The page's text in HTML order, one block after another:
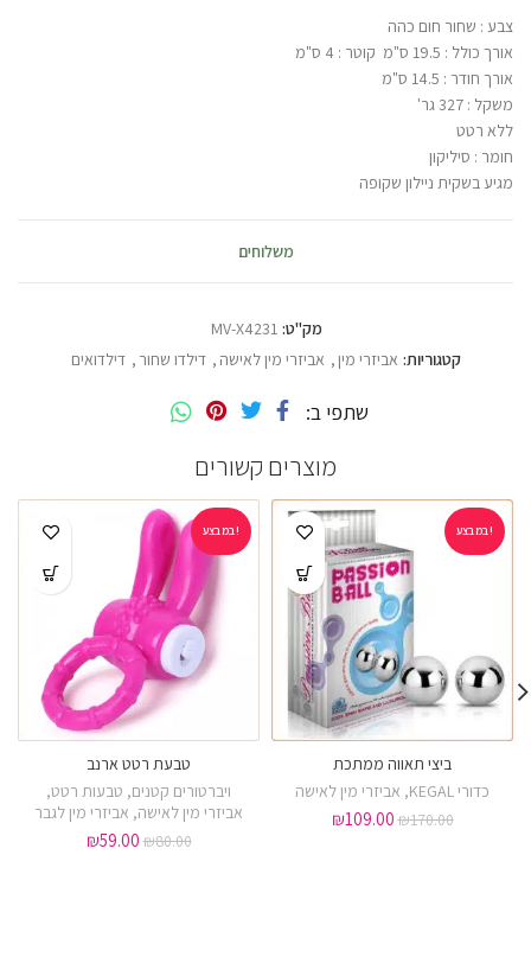
צבע : שחור חום כהה
אורך כולל : 19.5 ס"מ קוטר : 4 ס"מ
אורך חודר : 14.5 ס"מ
משקל : 327 גר'
ללא רטט
חומר : סיליקון
מגיע בשקית ניילון שקופה
משלוחים
מק"ט: MV-X4231
קטגוריות: אביזרי מין, אביזרי מין לאישה , דילדו שחור , דילדואים
שתפי ב
מוצרים קשורים
במבצע!
ביצי תאווה ממתכת
כדורי KEGAL
, אביזרי מין לאישה
₪170.00
₪109.00
במבצע!
טבעת רטט ארנב
ויברטורים קטנים, טבעות רטט,
אביזרי מין לאישה, אביזרי מין לגבר
₪80.00
₪59.00